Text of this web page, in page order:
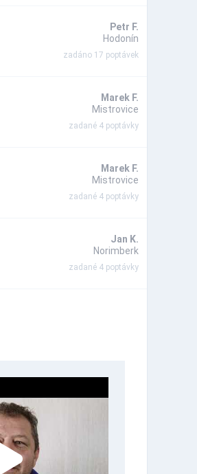
Petr F.
Hodonín
zadáno 17 poptávek
Marek F.
Mistrovice
zadané 4 poptávky
Marek F.
Mistrovice
zadané 4 poptávky
Jan K.
Norimberk
zadané 4 poptávky